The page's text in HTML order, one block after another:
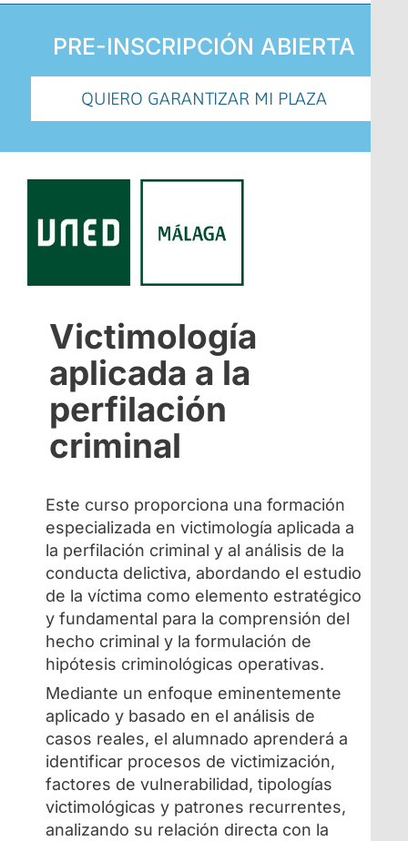
PRE-INSCRIPCIÓN ABIERTA
QUIERO GARANTIZAR MI PLAZA
Victimología
aplicada a la
perfilación
criminal
Este curso proporciona una formación
especializada en victimología aplicada a
la perfilación criminal y al análisis de la
conducta delictiva, abordando el estudio
de la víctima como elemento estratégico
y fundamental para la comprensión del
hecho criminal y la formulación de
hipótesis criminológicas operativas.
Mediante un enfoque eminentemente
aplicado y basado en el análisis de
casos reales, el alumnado aprenderá a
identificar procesos de victimización,
factores de vulnerabilidad, tipologías
victimológicas y patrones recurrentes,
analizando su relación directa con la